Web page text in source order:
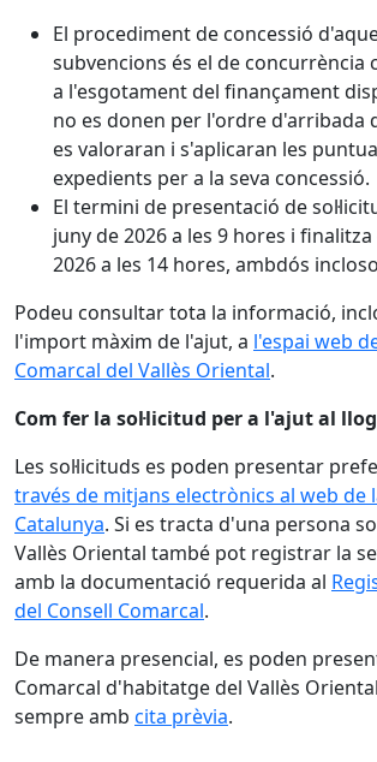
El procediment de concessió
subvencions és el de concurrència
a l'esgotament del finançament
no es donen per l'ordre d'arribada
es valoraran i s'aplicaran les
expedients per a la seva concessió.
El termini de presentació de
juny de 2026 a les 9 hores i
2026 a les 14 hores, ambdós
Podeu consultar tota la informació,
l'import màxim de l'ajut, a l'espai web
Comarcal del Vallès Oriental.
Com fer la sol·licitud per a l'ajut al
Les sol·licituds es poden presentar
través de mitjans electrònics al web de
Catalunya. Si es tracta d'una persona
Vallès Oriental també pot registrar la
amb la documentació requerida al
del Consell Comarcal.
De manera presencial, es poden
Comarcal d'habitatge del Vallès
sempre amb cita prèvia.